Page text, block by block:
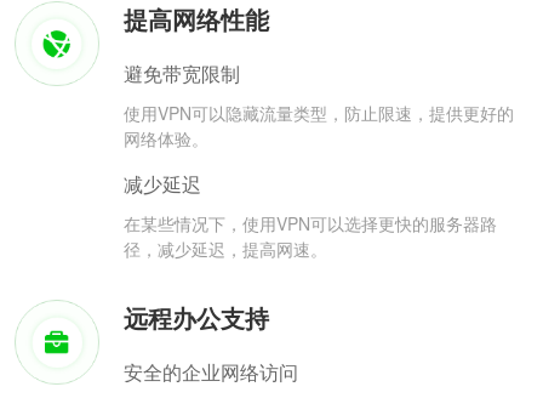
提高网络性能
避免带宽限制
使用VPN可以隐藏流量类型，防止限速，提供更好的
网络体验。
减少延迟
在某些情况下，使用VPN可以选择更快的服务器路
径，减少延迟，提高网速。
远程办公支持
安全的企业网络访问